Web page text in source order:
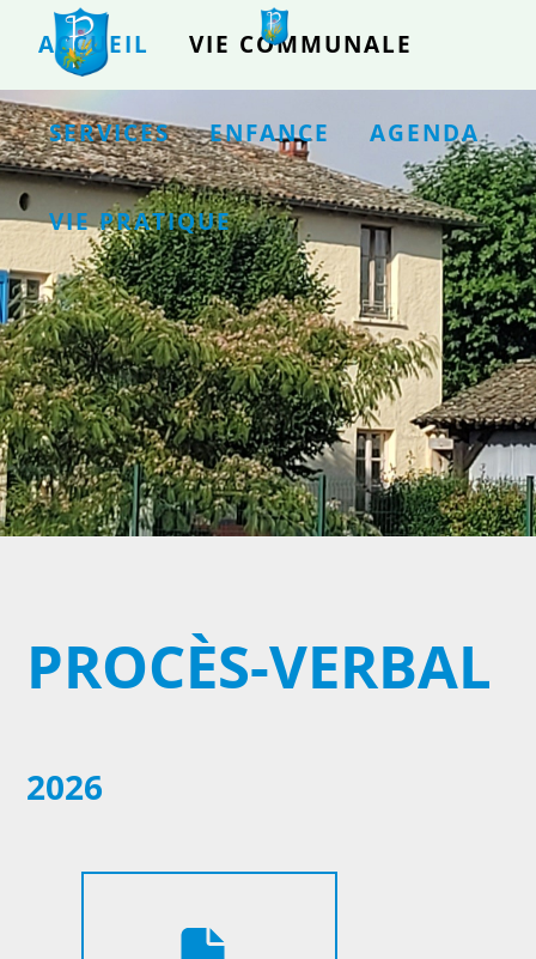
ACCUEIL VIE COMMUNALE
SERVICES ENFANCE AGENDA
VIE PRATIQUE
PROCÈS-VERBAL
2026